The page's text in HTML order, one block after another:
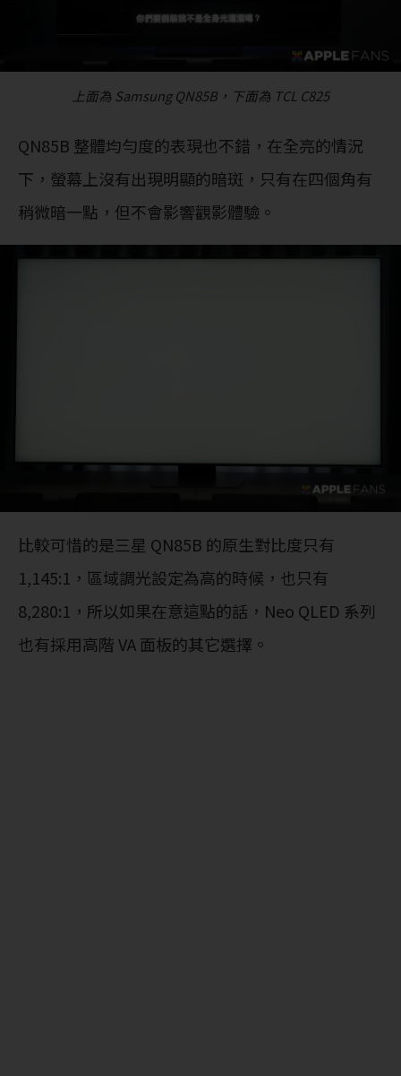
上面為 Samsung QN85B，下面為 TCL C825
QN85B 整體均勻度的表現也不錯，在全亮的情況
下，螢幕上沒有出現明顯的暗斑，只有在四個角有
稍微暗一點，但不會影響觀影體驗。
比較可惜的是三星 QN85B 的原生對比度只有
1,145:1，區域調光設定為高的時候，也只有
8,280:1，所以如果在意這點的話，Neo QLED 系列
也有採用高階 VA 面板的其它選擇。